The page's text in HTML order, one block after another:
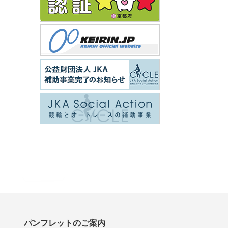
パンフレットのご案内